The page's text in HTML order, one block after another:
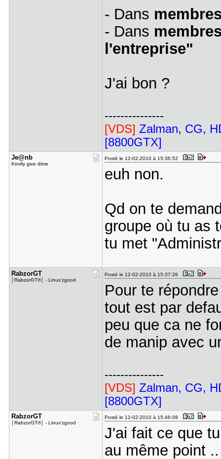
- Dans
- Dans
l'entreprise"
J'ai bon ?
---------------
[VDS] Zalman, CG,
[8800GTX]
Je@nb
Kindly give dime
Posté le 12-02-2010 à 15:36:52
euh non.
Qd on te
groupe où tu as
tu met
RabzorGT
│RabzorGT®│ - Linux'zgood
Posté le 12-02-2010 à 15:37:26
Pour te
tout est par
peu que ca ne
de manip avec
---------------
[VDS] Zalman, CG,
[8800GTX]
RabzorGT
│RabzorGT®│ - Linux'zgood
Posté le 12-02-2010 à 15:46:08
J'ai fait ce que
au même point